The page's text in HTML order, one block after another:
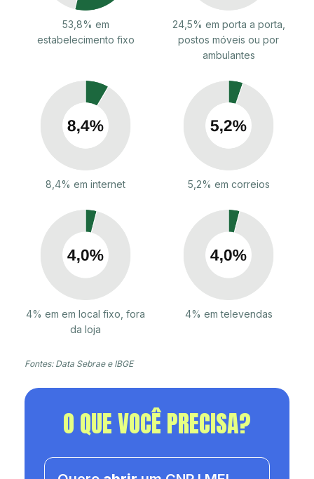
53,8% em
estabelecimento fixo
24,5% em porta a porta,
postos móveis ou por
ambulantes
8,4% em internet 5,2% em correios
4% em em local fixo, fora
da loja
4% em televendas
Fontes: Data Sebrae e IBGE
O QUE VOCÊ PRECISA?